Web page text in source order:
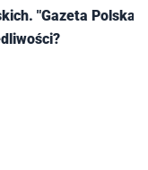
"Gazeta Polska":